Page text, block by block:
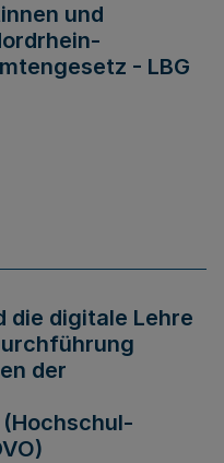
und
- LBG
digitale Lehre
der